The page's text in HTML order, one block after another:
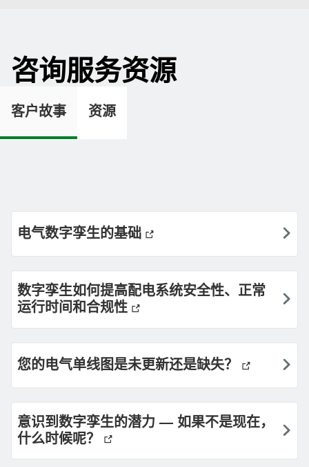
咨询服务资源
客户故事 资源
电气数字孪生的基础
数字孪生如何提高配电系统安全性、正常
运行时间和合规性
您的电气单线图是未更新还是缺失？
意识到数字孪生的潜力 — 如果不是现在，
什么时候呢？